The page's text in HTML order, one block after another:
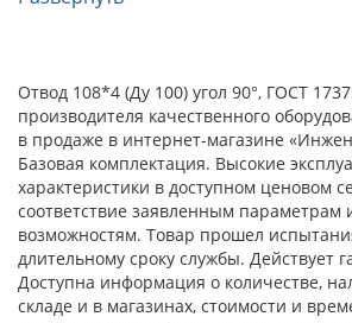
Отвод 108*4 (Ду 100) угол 90°, ГОСТ
производителя качественного
в продаже в интернет-магазине
Базовая комплектация. Высокие
характеристики в доступном ценовом
соответствие заявленным параметрам
возможностям. Товар прошел
длительному сроку службы. Действует
Доступна информация о количестве,
складе и в магазинах, стоимости и